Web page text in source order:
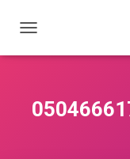
التنقل